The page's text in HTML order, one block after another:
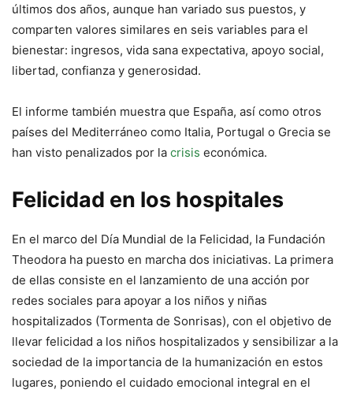
últimos dos años, aunque han variado sus puestos, y
comparten valores similares en seis variables para el
bienestar: ingresos, vida sana expectativa, apoyo social,
libertad, confianza y generosidad.
El informe también muestra que España, así como otros
países del Mediterráneo como Italia, Portugal o Grecia se
han visto penalizados por la crisis económica.
Felicidad en los hospitales
En el marco del Día Mundial de la Felicidad, la Fundación
Theodora ha puesto en marcha dos iniciativas. La primera
de ellas consiste en el lanzamiento de una acción por
redes sociales para apoyar a los niños y niñas
hospitalizados (Tormenta de Sonrisas), con el objetivo de
llevar felicidad a los niños hospitalizados y sensibilizar a la
sociedad de la importancia de la humanización en estos
lugares, poniendo el cuidado emocional integral en el